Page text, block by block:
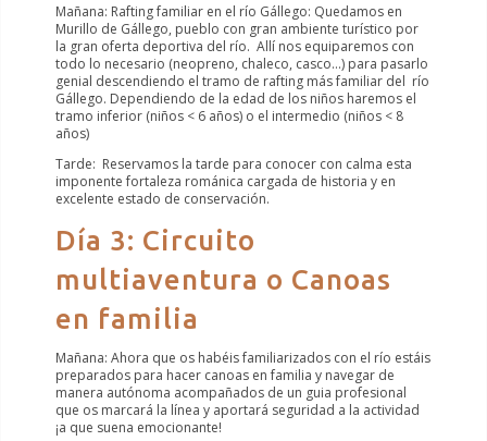
Mañana: Rafting familiar en el río Gállego: Quedamos en
Murillo de Gállego, pueblo con gran ambiente turístico por
la gran oferta deportiva del río. Allí nos equiparemos con
todo lo necesario (neopreno, chaleco, casco…) para pasarlo
genial descendiendo el tramo de rafting más familiar del río
Gállego. Dependiendo de la edad de los niños haremos el
tramo inferior (niños < 6 años) o el intermedio (niños < 8
años)
Tarde: Reservamos la tarde para conocer con calma esta
imponente fortaleza románica cargada de historia y en
excelente estado de conservación.
Día 3: Circuito
multiaventura o Canoas
en familia
Mañana: Ahora que os habéis familiarizados con el río estáis
preparados para hacer canoas en familia y navegar de
manera autónoma acompañados de un guia profesional
que os marcará la línea y aportará seguridad a la actividad
¡a que suena emocionante!